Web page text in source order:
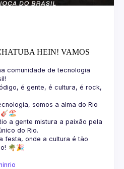
HEIN! VAMOS
comunidade de tecnologia
é gente, é cultura, é rock,
somos a alma do Rio
a gente mistura a paixão pela
festa, onde a cultura é tão